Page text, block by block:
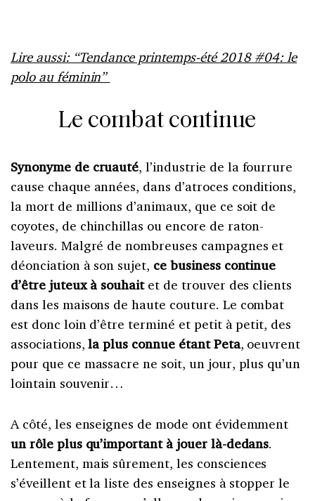
Lire aussi: “Tendance printemps-été 2018 #04: le
polo au féminin”
Le combat continue
Synonyme de cruauté, l’industrie de la fourrure
cause chaque années, dans d’atroces conditions,
la mort de millions d’animaux, que ce soit de
coyotes, de chinchillas ou encore de raton-
laveurs. Malgré de nombreuses campagnes et
déonciation à son sujet, ce business continue
d’être juteux à souhaitet de trouver des clients
dans les maisons de haute couture. Le combat
est donc loin d’être terminé et petit à petit, des
associations, la plus connue étant Peta, oeuvrent
pour que ce massacre ne soit, un jour, plus qu’un
lointain souvenir…
A côté, les enseignes de mode ont évidemment
un rôle plus qu’important à jouer là-dedans.
Lentement, mais sûrement, les consciences
s’éveillent et la liste des enseignes à stopper le